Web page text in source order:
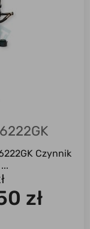
Czynnik
zł